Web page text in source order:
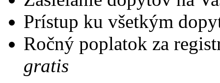
Prístup ku všetkým
Ročný poplatok za
gratis